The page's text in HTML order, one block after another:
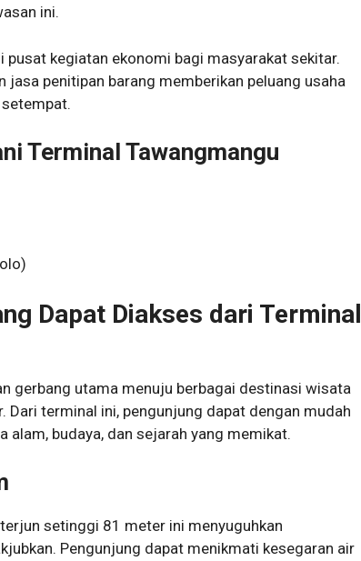
ini.
kegiatan ekonomi bagi masyarakat sekitar.
jasa penitipan barang memberikan peluang usaha
Terminal Tawangmangu
Dapat Diakses dari Terminal
gerbang utama menuju berbagai destinasi wisata
Dari terminal ini, pengunjung dapat dengan mudah
budaya, dan sejarah yang memikat.
setinggi 81 meter ini menyuguhkan
Pengunjung dapat menikmati kesegaran air